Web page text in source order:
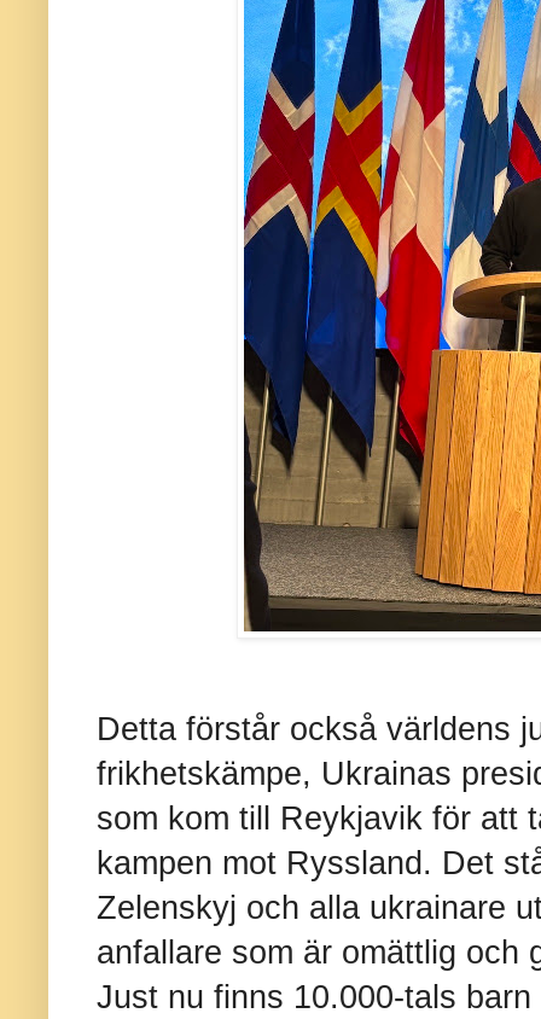
Detta förstår också världens
frikhetskämpe, Ukrainas
som kom till Reykjavik för att
kampen mot Ryssland. Det
Zelenskyj och alla ukrainare
anfallare som är omättlig och
Just nu finns 10.000-tals